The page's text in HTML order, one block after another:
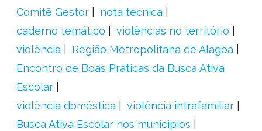
Comitê Gestor
nota técnica
caderno temático
violências no território
violência
Região Metropolitana de Alagoa
Encontro de Boas Práticas da Busca Ativa
Escolar
violência doméstica
violência intrafamiliar
Busca Ativa Escolar nos municípios